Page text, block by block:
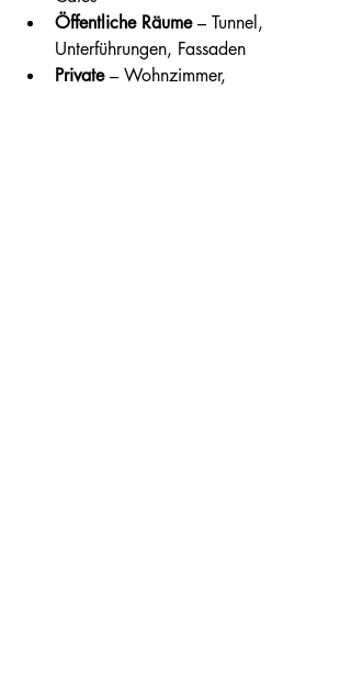
Öffentliche Räume – Tunnel,
Unterführungen, Fassaden
Private – Wohnzimmer,